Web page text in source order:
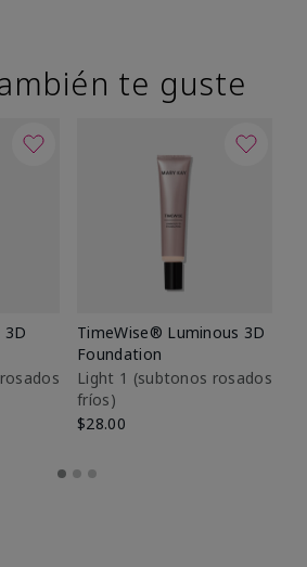
te guste
TimeWise® Luminous 3D
Foundation
Light 1​ (subtonos rosados
fríos)
$28.00